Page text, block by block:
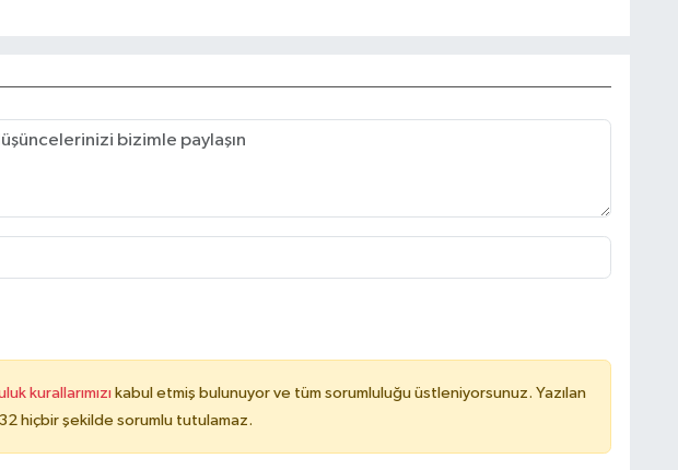
kurallarımızı kabul etmiş bulunuyor ve tüm sorumluluğu üstleniyorsunuz. Yazılan
hiçbir şekilde sorumlu tutulamaz.